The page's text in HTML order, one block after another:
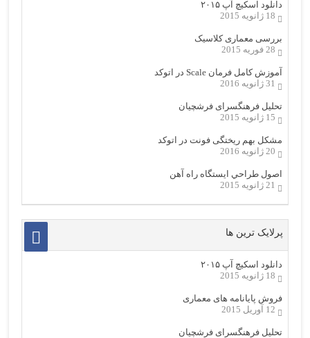
دانلود اسکیچ آپ ۲۰۱۵
18 ژانویه 2015
بررسی معماری کلاسیک
28 فوریه 2015
آموزش کامل فرمان Scale در اتوکد
31 ژانویه 2016
تحلیل فرهنگسرای فرشچیان
15 ژانویه 2015
مشکل بهم ریختگی فونت در اتوکد
20 ژانویه 2016
اصول طراحي ایستگاه راه آهن
21 ژانویه 2015
پرلایک ترین ها
دانلود اسکیچ آپ ۲۰۱۵
18 ژانویه 2015
فروش پایانامه های معماری
12 آوریل 2015
تحلیل فرهنگسرای فرشچیان